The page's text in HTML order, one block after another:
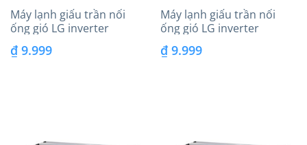
Máy lạnh giấu trần nối
ống gió LG inverter
(2.5Hp) ZBNQ24GM1A0 –
Áp suất tĩnh trung
₫9.999
Máy lạnh giấu trần nối
ống gió LG inverter
(4.0Hp) ZBNQ36GM3A0 –
Áp suất tĩnh trung
₫9.999